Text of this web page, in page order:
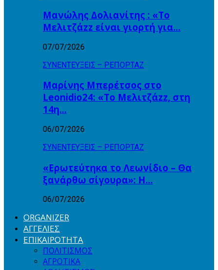
Μανώλης Δολιανίτης : «Το
Μελιτζάzz είναι γιορτή για…
07/07/2026
ΣΥΝΕΝΤΕΥΞΕΙΣ – ΡΕΠΟΡΤΑΖ
Μαρίνης Μπερέτσος στο
Leonidio24: «Το Μελιτζάzz, στη
14η…
06/07/2026
ΣΥΝΕΝΤΕΥΞΕΙΣ – ΡΕΠΟΡΤΑΖ
«Ερωτεύτηκα το Λεωνίδιο – Θα
ξανάρθω σίγουρα»: Η…
06/07/2026
ORGANIZER
ΑΓΓΕΛΙΕΣ
ΕΠΙΚΑΙΡΟΤΗΤΑ
ΠΟΛΙΤΙΣΜΟΣ
ΑΓΡΟΤΙΚΑ